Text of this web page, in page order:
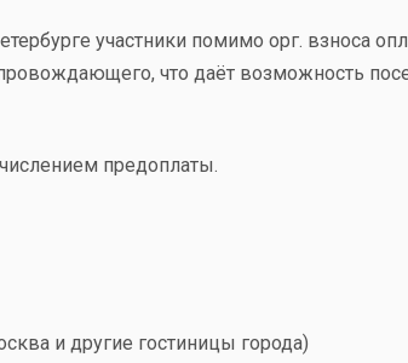
участники помимо орг. взноса
что даёт возможность
предоплаты.
и другие гостиницы города)